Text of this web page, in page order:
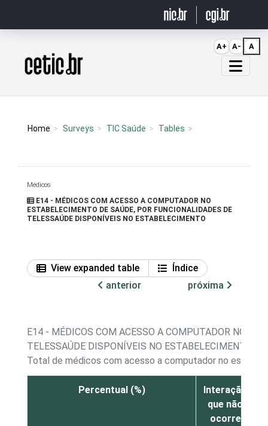
Página inicial
Home Surveys TIC Saúde Tables
Médicos
E14 - MÉDICOS COM ACESSO A COMPUTADOR NO
ESTABELECIMENTO DE SAÚDE, POR FUNCIONALIDADES DE
TELESSAÚDE DISPONÍVEIS NO ESTABELECIMENTO
View expanded table
Índice
anterior
próxima
E14 - MÉDICOS COM ACESSO A COMPUTADOR NO
TELESSAÚDE DISPONÍVEIS NO ESTABELECIMENTO
Total de médicos com acesso a computador no
Percentual (%)
Interação
que não
ocorre
A+ A- A